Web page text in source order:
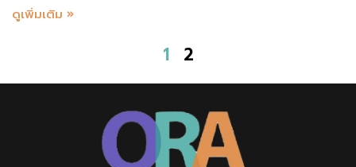
ดูเพิ่มเติม »
1 2